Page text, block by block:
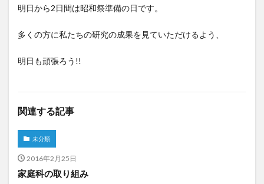
明日から2日間は昭和祭準備の日です。
多くの方に私たちの研究の成果を見ていただけるよう、
明日も頑張ろう!!
関連する記事
未分類
2016年2月25日
家庭科の取り組み